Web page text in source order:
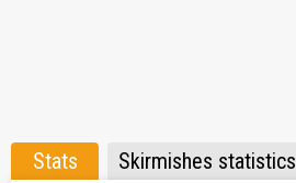
Stats Skirmishes statistics